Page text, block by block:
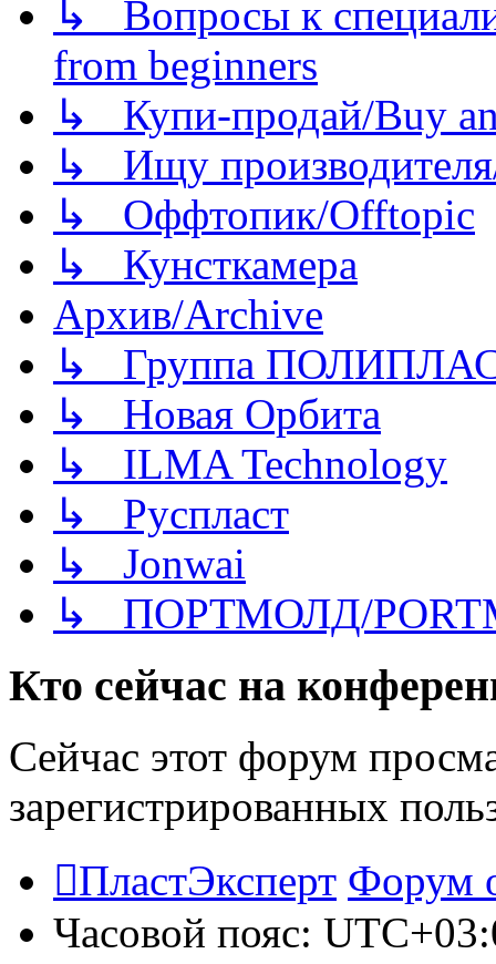
↳ Вопросы к
from beginners
↳ Купи-продай/Buy
↳ Ищу
↳ Оффтопик/Offtopic
↳ Кунсткамера
Архив/Archive
↳ Группа
↳ Новая Орбита
↳ ILMA Technology
↳ Руспласт
↳ Jonwai
↳ ПОРТМОЛД/
Кто сейчас на
Сейчас этот форум
зарегистрированных
ПластЭксперт Форум
Часовой пояс: